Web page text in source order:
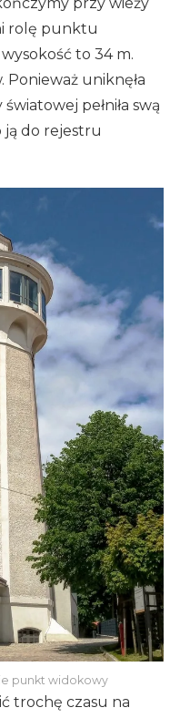
rolę punktu
to 34 m.
Ponieważ uniknęła
pełniła swą
ją do rejestru
punkt widokowy
trochę czasu na